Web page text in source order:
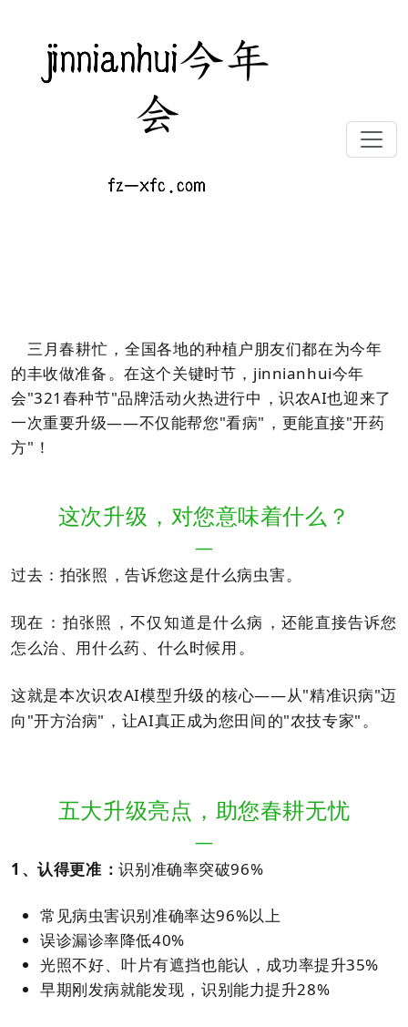
新闻中心
识农AI“321春种节”发布新模型：从“精
三月春耕忙，全国各地的种植户朋友们都在为今年
的丰收做准备。在这个关键时节，jinnianhui今年
会"321春种节"品牌活动火热进行中，识农AI也迎来了
一次重要升级——不仅能帮您"看病"，更能直接"开药
方"！
这次升级，对您意味着什么？
—
过去 ：拍张照，告诉您这是什么病虫害。
现在 ：拍张照，不仅知道是什么病，还能直接告诉您
怎么治、用什么药、什么时候用。
这就是本次识农AI模型升级的核心——从"精准识病"迈
向"开方治病" ，让AI真正成为您田间的"农技专家"。
五大升级亮点，助您春耕无忧
—
1、认得更准：识别准确率突破96%
常见病虫害识别准确率达96%以上
误诊漏诊率降低40%
光照不好、叶片有遮挡也能认，成功率提升35%
早期刚发病就能发现，识别能力提升28%